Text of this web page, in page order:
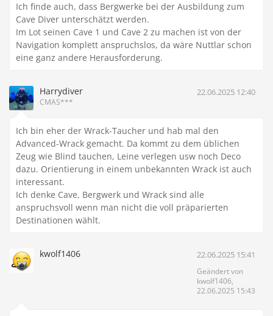
Ich finde auch, dass Bergwerke bei der Ausbildung zum
Cave Diver unterschätzt werden.
Im Lot seinen Cave 1 und Cave 2 zu machen ist von der
Navigation komplett anspruchslos, da wäre Nuttlar schon
eine ganz andere Herausforderung.
Harrydiver
CMAS***
22.06.2025 12:40
Ich bin eher der Wrack-Taucher und hab mal den
Advanced-Wrack gemacht. Da kommt zu dem üblichen
Zeug wie Blind tauchen, Leine verlegen usw noch Deco
dazu. Orientierung in einem unbekannten Wrack ist auch
interessant.
Ich denke Cave, Bergwerk und Wrack sind alle
anspruchsvoll wenn man nicht die voll präparierten
Destinationen wählt.
kwolf1406 22.06.2025 15:41
Geändert von
kwolf1406,
22.06.2025 15:43